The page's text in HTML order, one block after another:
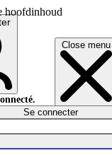
hoofdinhoud
Close menu
Se connecter